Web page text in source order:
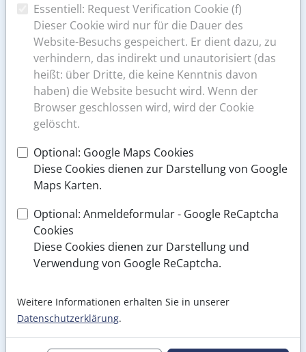
unsere
Praxislogos
ausdrücken
SCHLIESSZEITEN 2026
bitte beachten Sie unsere Schließzeiten für das Jahr
2026.
Essentiell: Request Verification Cookie (f)
Dieser Cookie wird nur für die Dauer des
Website-Besuchs gespeichert. Er dient dazu, zu
verhindern, das indirekt und unautorisiert (das
heißt: über Dritte, die keine Kenntnis davon
haben) die Website besucht wird. Wenn der
Browser geschlossen wird, wird der Cookie
gelöscht.
Optional: Google Maps Cookies
Diese Cookies dienen zur Darstellung von Google
Maps Karten.
Optional: Anmeldeformular - Google ReCaptcha
Cookies
Diese Cookies dienen zur Darstellung und
Verwendung von Google ReCaptcha.
Weitere Informationen erhalten Sie in unserer
Datenschutzerklärung.